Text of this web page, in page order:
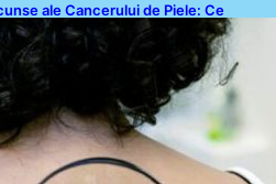
ale Cancerului de Piele: Ce
pentru a Ne Proteja